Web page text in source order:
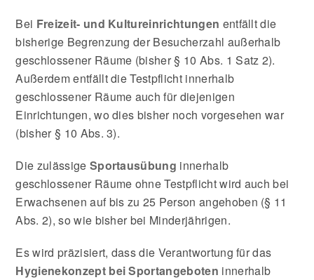
Bei Freizeit- und Kultureinrichtungen entfällt die
bisherige Begrenzung der Besucherzahl außerhalb
geschlossener Räume (bisher § 10 Abs. 1 Satz 2).
Außerdem entfällt die Testpflicht innerhalb
geschlossener Räume auch für diejenigen
Einrichtungen, wo dies bisher noch vorgesehen war
(bisher § 10 Abs. 3).
Die zulässige Sportausübung innerhalb
geschlossener Räume ohne Testpflicht wird auch bei
Erwachsenen auf bis zu 25 Person angehoben (§ 11
Abs. 2), so wie bisher bei Minderjährigen.
Es wird präzisiert, dass die Verantwortung für das
Hygienekonzept bei Sportangeboten innerhalb